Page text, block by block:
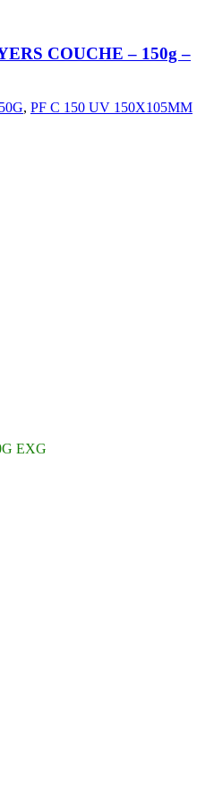
COUCHE – 150g –
, PF C 150 UV 150X105MM
EXG